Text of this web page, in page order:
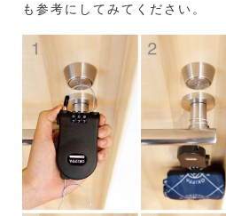
も参考にしてみてください。